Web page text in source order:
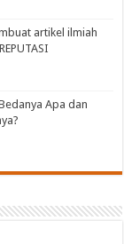
artikel ilmiah
Apa dan